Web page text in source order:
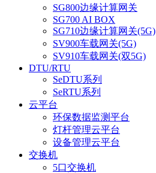
SG800边缘计算网关
SG700 AI BOX
SG710边缘计算网关(5G)
SV900车载网关(5G)
SV910车载网关(双5G)
DTU/RTU
SeDTU系列
SeRTU系列
云平台
环保数据监测平台
灯杆管理云平台
设备管理云平台
交换机
5口交换机